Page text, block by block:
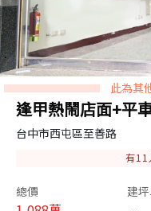
此為其
逢甲熱鬧店面+平
台中市西屯區至善路
有11
總價 建